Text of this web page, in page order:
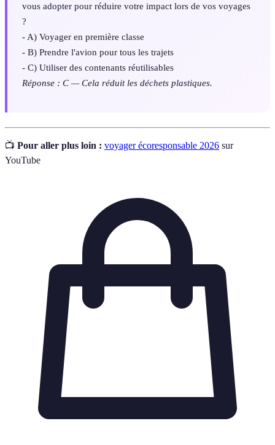
vous adopter pour réduire votre impact lors de vos voyages
?
- A) Voyager en première classe
- B) Prendre l'avion pour tous les trajets
- C) Utiliser des contenants réutilisables
Réponse : C — Cela réduit les déchets plastiques.
📺 Pour aller plus loin : voyager écoresponsable 2026 sur
YouTube